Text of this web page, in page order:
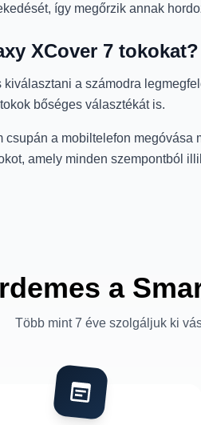
így megőrzik annak
XCover 7 tokokat?
a számodra
bőséges választékát is.
a mobiltelefon
amely minden szempontból
a
Több mint 7 éve szolgáljuk ki